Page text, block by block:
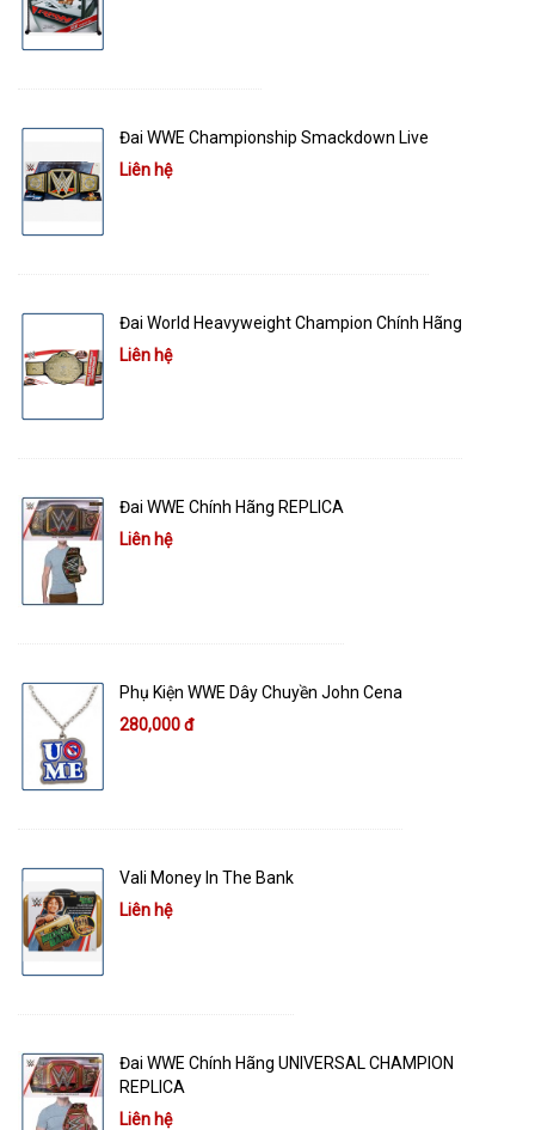
Đai WWE Championship Smackdown Live
Liên hệ
Đai World Heavyweight Champion Chính Hãng
Liên hệ
Đai WWE Chính Hãng REPLICA
Liên hệ
Phụ Kiện WWE Dây Chuyền John Cena
280,000 đ
Vali Money In The Bank
Liên hệ
Đai WWE Chính Hãng UNIVERSAL CHAMPION
REPLICA
Liên hệ